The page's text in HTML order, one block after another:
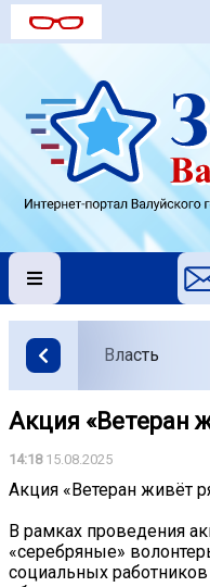
Власть
Акция «Ветеран
14:1815.08.2025
Акция «Ветеран живёт
В рамках проведения
«серебряные»
социальных